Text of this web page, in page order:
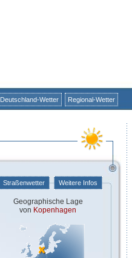
Deutschland-Wetter Regional-Wetter
Straßenwetter Weitere Infos
Geographische Lage
von Kopenhagen